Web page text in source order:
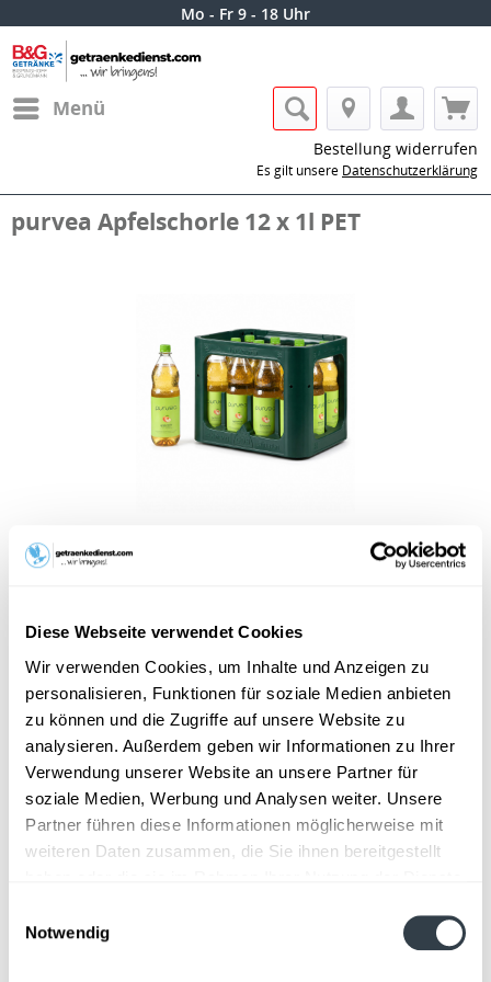
Diese Webseite verwendet Cookies
Wir verwenden Cookies, um Inhalte und Anzeigen zu
personalisieren, Funktionen für soziale Medien anbieten
zu können und die Zugriffe auf unsere Website zu
analysieren. Außerdem geben wir Informationen zu Ihrer
Verwendung unserer Website an unsere Partner für
soziale Medien, Werbung und Analysen weiter. Unsere
Partner führen diese Informationen möglicherweise mit
weiteren Daten zusammen, die Sie ihnen bereitgestellt
Notwendig
Mo - Fr 9 - 18 Uhr
Menü
Bestellung widerrufen
Es gilt unsere Datenschutzerklärung
purvea Apfelschorle 12 x 1l PET
12,99 € *
Vorrätig
MEHRWEG
+3,30 € Pfand
In denWarenkorb
Hinzugefügt
Artikel-Nr.: 39083
Beschreibung
Zutaten und Allergene